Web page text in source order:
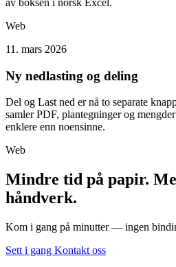
av boksen i norsk Excel.
Web
11. mars 2026
Ny nedlasting og deling
Del og Last ned er nå to separate
samler PDF, plantegninger og
enklere enn noensinne.
Web
Mindre tid på papir.
håndverk.
Kom i gang på minutter — ingen
Sett i gang Kontakt oss